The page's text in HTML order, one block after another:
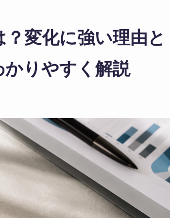
変化に強い理由と
りやすく解説